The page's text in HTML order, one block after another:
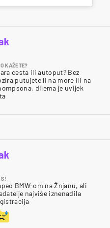
KAŽETE?
cesta ili autoput? Bez
putujete li na more ili na
dilema je uvijek
BMW-om na Žnjanu, ali
najviše iznenadila